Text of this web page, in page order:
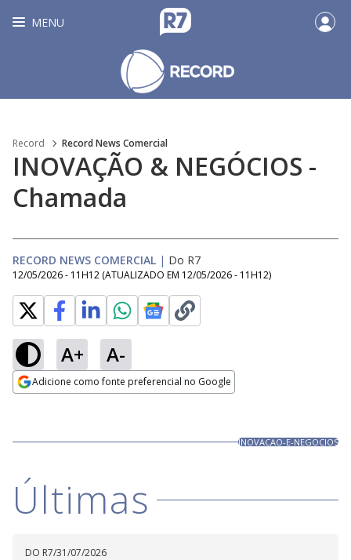
MENU
Record Record News Comercial
INOVAÇÃO & NEGÓCIOS -
Chamada
RECORD NEWS COMERCIAL | Do R7
12/05/2026 - 11H12 (ATUALIZADO EM 12/05/2026 - 11H12)
A+ A-
Adicione como fonte preferencial no Google
Ativar
100.00%
INOVACAO-E-NEGOCIOS
Últimas
DO R7/31/07/2026